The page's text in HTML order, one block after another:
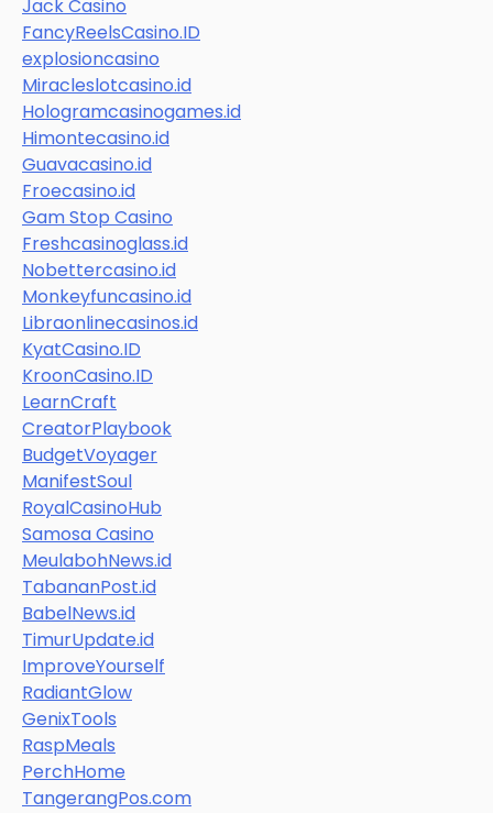
Jack Casino
FancyReelsCasino.ID
explosioncasino
Miracleslotcasino.id
Hologramcasinogames.id
Himontecasino.id
Guavacasino.id
Froecasino.id
Gam Stop Casino
Freshcasinoglass.id
Nobettercasino.id
Monkeyfuncasino.id
Libraonlinecasinos.id
KyatCasino.ID
KroonCasino.ID
LearnCraft
CreatorPlaybook
BudgetVoyager
ManifestSoul
RoyalCasinoHub
Samosa Casino
MeulabohNews.id
TabananPost.id
BabelNews.id
TimurUpdate.id
ImproveYourself
RadiantGlow
GenixTools
RaspMeals
PerchHome
TangerangPos.com